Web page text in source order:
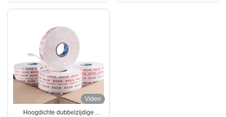
Video
Hoogdichte dubbelzijdige